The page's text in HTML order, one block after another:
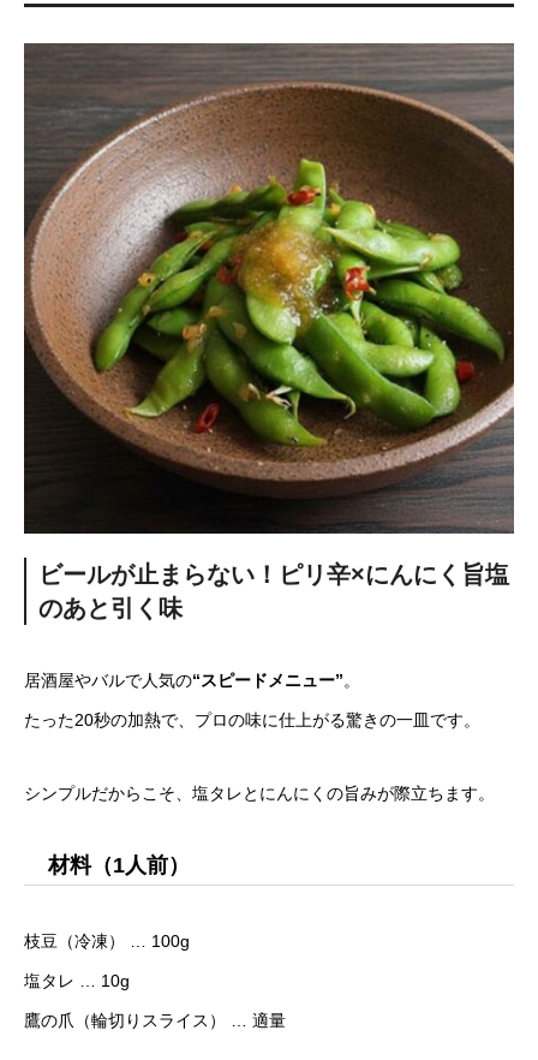
ビールが止まらない！ピリ辛×にんにく旨塩
のあと引く味
居酒屋やバルで人気の“スピードメニュー”。
たった20秒の加熱で、プロの味に仕上がる驚きの一皿です。
シンプルだからこそ、塩タレとにんにくの旨みが際立ちます。
材料（1人前）
枝豆（冷凍） … 100g
塩タレ … 10g
鷹の爪（輪切りスライス） … 適量